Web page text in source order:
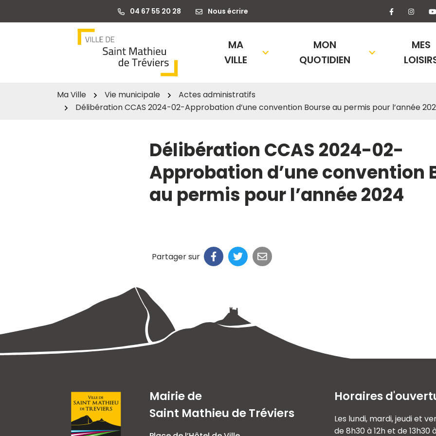
04 67 55 20 28 Nous écrire Lien vers le
Lien
MA
VILLE
MON
QUOTIDIEN
MES
Ma Ville Vie municipale
Actes administratifs
Délibération CCAS 2024-02-Approbation d’une convention Bourse au permis pour l’année
Délibération CCAS 2024-02-
Approbation d’une convention
au permis pour l’année 2024
Partager sur
Mairie de
Saint Mathieu de Tréviers
Horaires
Les lundi, mardi, jeudi et
de 8h30 à 12h et de 13h30